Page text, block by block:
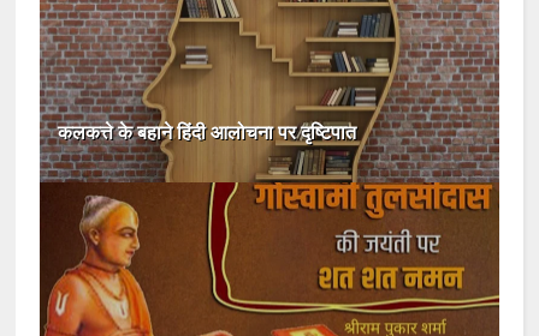
कलकत्ते के बहाने हिंदी आलोचना पर दृष्टिपात